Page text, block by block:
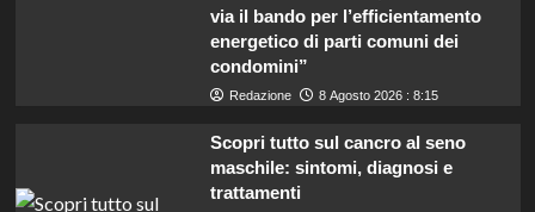
via il bando per l’efficientamento
energetico di parti comuni dei
condomini”
Redazione 8 Agosto 2026 : 8:15
Scopri tutto sul cancro al seno
maschile: sintomi, diagnosi e
trattamenti